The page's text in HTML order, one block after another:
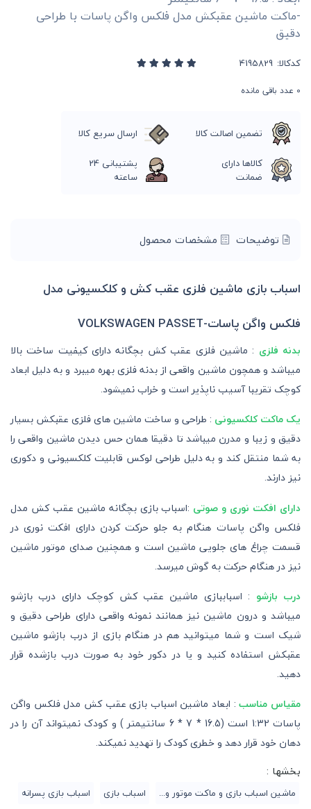
-ماکت ماشین عقبکش مدل فلکس واگن پاسات با طراحی
دقیق
کدکالا:
0 عدد باقی مانده
تضمین اصالت کالا
ارسال سریع کالا
کالاها دارای
ضمانت
پشتیبانی 24
ساعته
توضیحات مشخصات محصول
اسباب بازی ماشین فلزی عقب کش و کلکسیونی مدل
فلکس واگن پاسات-VOLKSWAGEN PASSET
بدنه فلزی : ماشین فلزی عقب کش بچگانه دارای کیفیت ساخت بالا
میباشد و همچون ماشین واقعی از بدنه فلزی بهره میبرد و به دلیل ابعاد
کوچک تقریبا آسیب ناپذیر است و خراب نمیشود.
یک ماکت کلکسیونی : طراحی و ساخت ماشین های فلزی عقبکش بسیار
دقیق و زیبا و مدرن میباشد تا دقیقا همان حس دیدن ماشین واقعی را
به شما منتقل کند و به دلیل طراحی لوکس قابلیت کلکسیونی و دکوری
نیز دارند.
دارای افکت نوری و صوتی :اسباب بازی بچگانه ماشین عقب کش مدل
فلکس واگن پاسات هنگام به جلو حرکت کردن دارای افکت نوری در
قسمت چراغ های جلویی ماشین است و همچنین صدای موتور ماشین
نیز در هنگام حرکت به گوش میرسد.
درب بازشو : اسباببازی ماشین عقب کش کوچک دارای درب بازشو
میباشد و درون ماشین نیز همانند نمونه واقعی دارای طراحی دقیق و
شیک است و شما میتوانید هم در هنگام بازی از درب بازشو ماشین
عقبکش استفاده کنید و یا در دکور خود به صورت درب بازشده قرار
دهید.
مقیاس مناسب: ابعاد ماشین اسباب بازی عقب کش مدل فلکس واگن
پاسات 1:32 است (16.5 * 7 * 6 سانتیمتر ) و کودک نمیتواند آن را در
دهان خود قرار دهد و خطری کودک را تهدید نمیکند.
بخشها :
ماشین اسباب بازی و ماکت موتور و... اسباب بازی اسباب بازی پسرانه